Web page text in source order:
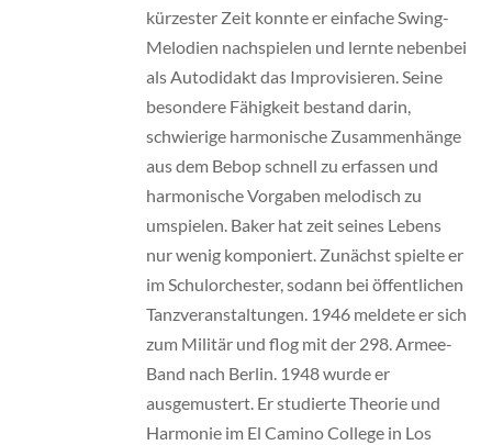
kürzester Zeit konnte er einfache Swing-
Melodien nachspielen und lernte nebenbei
als Autodidakt das Improvisieren. Seine
besondere Fähigkeit bestand darin,
schwierige harmonische Zusammenhänge
aus dem Bebop schnell zu erfassen und
harmonische Vorgaben melodisch zu
umspielen. Baker hat zeit seines Lebens
nur wenig komponiert. Zunächst spielte er
im Schulorchester, sodann bei öffentlichen
Tanzveranstaltungen. 1946 meldete er sich
zum Militär und flog mit der 298. Armee-
Band nach Berlin. 1948 wurde er
ausgemustert. Er studierte Theorie und
Harmonie im El Camino College in Los